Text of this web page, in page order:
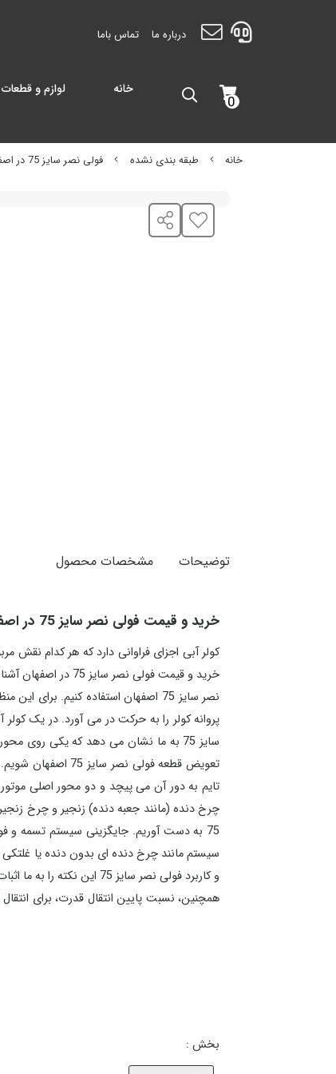
درباره ما تماس باما
0
خانه لوازم و
خانه طبقه بندی نشده فولی نصر سایز 75 در اصفهان
توضیحات مشخصات محصول
خرید و قیمت فولی نصر سایز 75 در اصفهان
کولر آبی اجزای فراوانی دارد که هر کدام نقش
نصر سایز 75 اصفهان استفاده کنیم.
سایز 75 به ما نشان می دهد که یکی
تعویض قطعه
چرخ دنده (مانند جعبه دنده) زنجیر و چرخ
سیستم مانند چرخ دنده ای بدون دنده یا
و کاربرد فولی نصر
بخش :